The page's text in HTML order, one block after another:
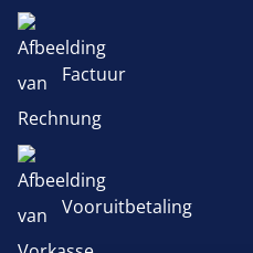
Factuur
Vooruitbetaling